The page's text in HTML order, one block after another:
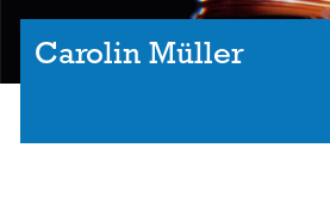
Carolin Müller